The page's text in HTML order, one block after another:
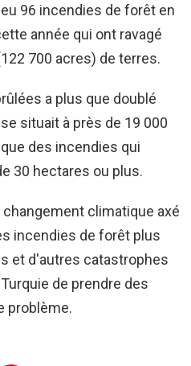
eu 96 incendies de forêt en
année qui ont ravagé
700 acres) de terres.
a plus que doublé
situait à près de 19 000
des incendies qui
30 hectares ou plus.
climatique axé
incendies de forêt plus
et d'autres catastrophes
de prendre des
problème.